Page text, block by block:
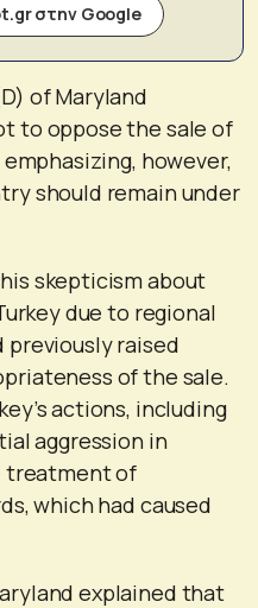
στην Google
of Maryland
to oppose the sale of
however,
should remain under
skepticism about
due to regional
raised
of the sale.
actions, including
aggression in
treatment of
which had caused
explained that